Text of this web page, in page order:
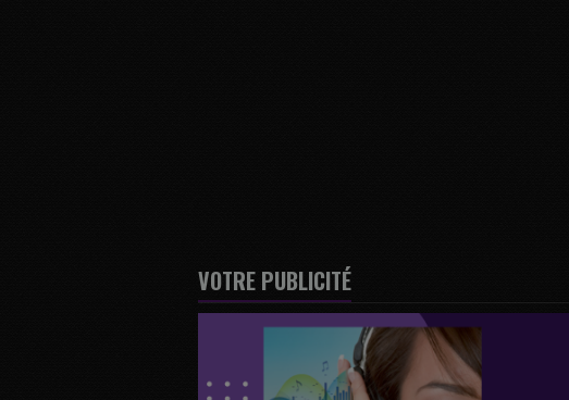
VOTRE PUBLICITÉ